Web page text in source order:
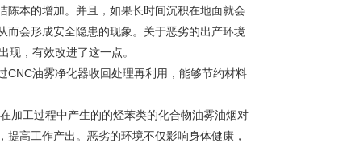
本的增加。并且，如果长时间沉积在地面就会
会形成安全隐患的现象。关于恶劣的出产环境
现，有效改进了这一点。
CNC油雾净化器收回处理再利用，能够节约材料
加工过程中产生的的烃苯类的化合物油雾油烟对
高工作产出。恶劣的环境不仅影响身体健康，